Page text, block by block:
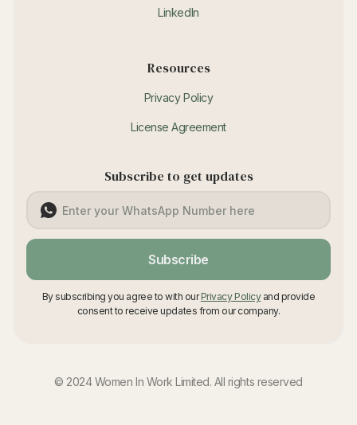
LinkedIn
Resources
Privacy Policy
License Agreement
Subscribe to get updates
Subscribe
By subscribing you agree to with ourPrivacy Policyand provide
consent to receive updates from our company.
© 2024 Women In Work Limited. All rights reserved